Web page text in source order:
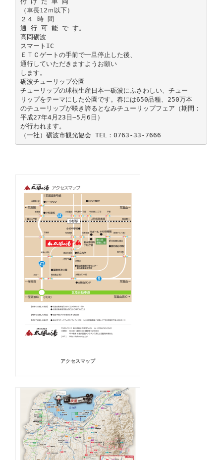
（車長12ｍ以下）
２４ 時 間
通 行 可 能 で す。
高岡砺波
スマートIC
ＥＴＣゲートの手前で一旦停止した後、
通行していただきますようお願い
します。
砺波チューリップ公園
チューリップの球根生産日本一砺波にふさわしい、チュー
リップをテーマにした公園です。春には650品種、250万本
のチューリップが咲き誇るとなみチューリップフェア（期間：
平成27年4月23日∼5月6日）
が行われます。
アクセスマップ